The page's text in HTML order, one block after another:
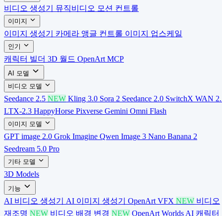
비디오 생성기 뮤직비디오 모션 컨트롤
이미지
이미지 생성기 카메라 앵글 컨트롤 이미지 업스케일
인기
캐릭터 빌더 3D 월드 OpenArt MCP
AI 모델
비디오 모델
Seedance 2.5 NEW Kling 3.0 Sora 2 Seedance 2.0 SwitchX WAN
LTX-2.3 HappyHorse Pixverse Gemini Omni Flash
이미지 모델
GPT image 2.0 Grok Imagine Qwen Image 3 Nano Banana 2
Seedream 5.0 Pro
기타 모델
3D Models
기능
AI 비디오 생성기 AI 이미지 생성기 OpenArt VFX NEW 비디오
재조명 NEW 비디오 배경 변경 NEW OpenArt Worlds AI 캐릭터